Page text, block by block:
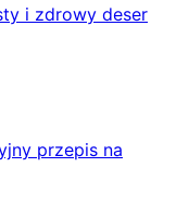
i zdrowy deser
przepis na